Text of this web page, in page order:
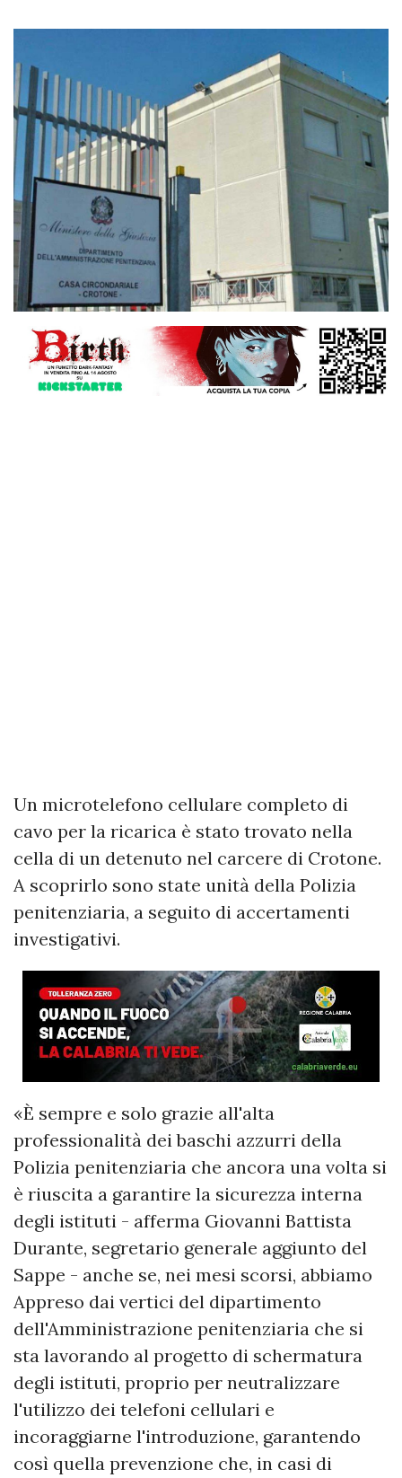
Un microtelefono cellulare completo di
cavo per la ricarica è stato trovato nella
cella di un detenuto nel carcere di Crotone.
A scoprirlo sono state unità della Polizia
penitenziaria, a seguito di accertamenti
investigativi.
«È sempre e solo grazie all'alta
professionalità dei baschi azzurri della
Polizia penitenziaria che ancora una volta si
è riuscita a garantire la sicurezza interna
degli istituti - afferma Giovanni Battista
Durante, segretario generale aggiunto del
Sappe - anche se, nei mesi scorsi, abbiamo
Appreso dai vertici del dipartimento
dell'Amministrazione penitenziaria che si
sta lavorando al progetto di schermatura
degli istituti, proprio per neutralizzare
l'utilizzo dei telefoni cellulari e
incoraggiarne l'introduzione, garantendo
così quella prevenzione che, in casi di